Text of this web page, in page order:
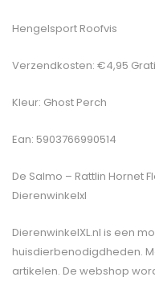
Hengelsport Roofvis
Verzendkosten: €4,95
Kleur: Ghost Perch
Ean: 5903766990514
De Salmo – Rattlin Hornet
Dierenwinkelxl
DierenwinkelXL.nl is een
huisdierbenodigdheden.
artikelen. De webshop